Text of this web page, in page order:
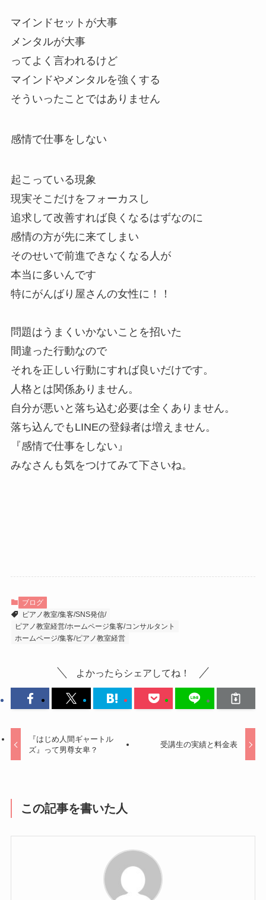
マインドセットが大事
メンタルが大事
ってよく言われるけど
マインドやメンタルを強くする
そういったことではありません
感情で仕事をしない
起こっている現象
現実そこだけをフォーカスし
追求して改善すれば良くなるはずなのに
感情の方が先に来てしまい
そのせいで前進できなくなる人が
本当に多いんです
特にがんばり屋さんの女性に！！
問題はうまくいかないことを招いた
間違った行動なので
それを正しい行動にすれば良いだけです。
人格とは関係ありません。
自分が悪いと落ち込む必要は全くありません。
落ち込んでもLINEの登録者は増えません。
『感情で仕事をしない』
みなさんも気をつけてみて下さいね。
ブログ
ピアノ教室/集客/SNS発信/
ピアノ教室経営/ホームページ集客/コンサルタント
ホームページ/集客/ピアノ教室経営
よかったらシェアしてね！
『はじめ人間ギャートル
ズ』って男尊女卑？
受講生の実績と料金表
この記事を書いた人